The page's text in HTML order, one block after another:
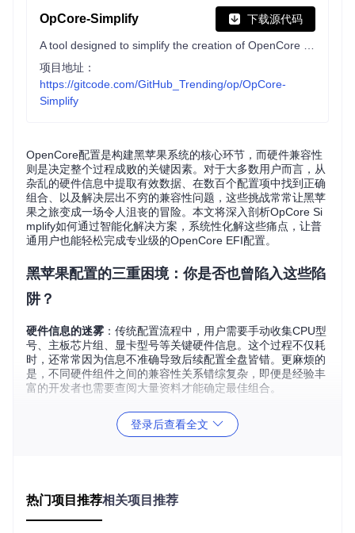
OpCore-Simplify 下载源代码
项目地址：
https://gitcode.com/GitHub_Trending/op/OpCore-
Simplify
OpenCore配置是构建黑苹果系统的核心环节，而硬件兼容性
则是决定整个过程成败的关键因素。对于大多数用户而言，从
杂乱的硬件信息中提取有效数据、在数百个配置项中找到正确
组合、以及解决层出不穷的兼容性问题，这些挑战常常让黑苹
果之旅变成一场令人沮丧的冒险。本文将深入剖析OpCore Si
mplify如何通过智能化解决方案，系统性化解这些痛点，让普
通用户也能轻松完成专业级的OpenCore EFI配置。
黑苹果配置的三重困境：你是否也曾陷入这些陷
阱？
硬件信息的迷雾 ：传统配置流程中，用户需要手动收集CPU型
号、主板芯片组、显卡型号等关键硬件信息。这个过程不仅耗
时，还常常因为信息不准确导致后续配置全盘皆错。更麻烦的
是，不同硬件组件之间的兼容性关系错综复杂，即便是经验丰
富的开发者也需要查阅大量资料才能确定最佳组合。
：OpenCore的配置文件包含数百个参数，每
个参数都有其特定含义和取值范围。手动编辑这些参数就像在
兼容性问题的泥潭：即使成功完成了初始配置，用户仍可能面
登录后查看全文
热门项目推荐相关项目推荐